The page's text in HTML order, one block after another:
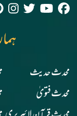
محدث حدیث
محدث فتویٰ